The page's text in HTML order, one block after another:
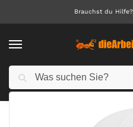
Brauchst du Hilfe?
Start Accessoires / Caps & Hats